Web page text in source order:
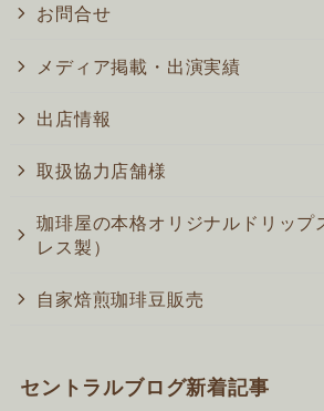
お問合せ
メディア掲載・出演実績
出店情報
取扱協力店舗様
珈琲屋の本格オリジナルドリップ
レス製）
自家焙煎珈琲豆販売
セントラルブログ新着記事